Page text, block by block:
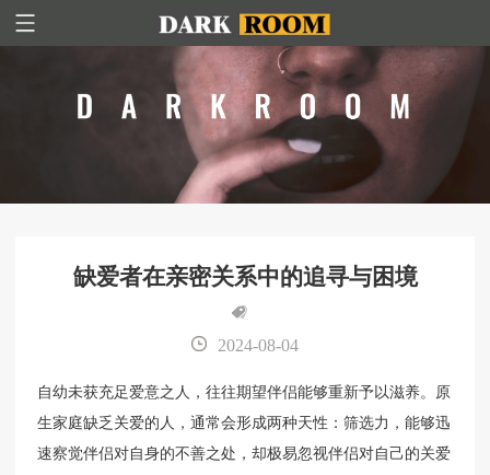
缺爱者在亲密关系中的追寻与困境
2024-08-04
自幼未获充足爱意之人，往往期望伴侣能够重新予以滋养。原
生家庭缺乏关爱的人，通常会形成两种天性：筛选力，能够迅
速察觉伴侣对自身的不善之处，却极易忽视伴侣对自己的关爱